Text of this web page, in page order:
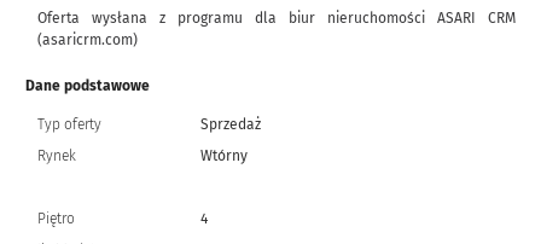
Oferta wysłana z programu dla biur nieruchomości ASARI CRM
(asaricrm.com)
Dane podstawowe
Typ oferty
Sprzedaż
Rynek
Wtórny
Piętro
4